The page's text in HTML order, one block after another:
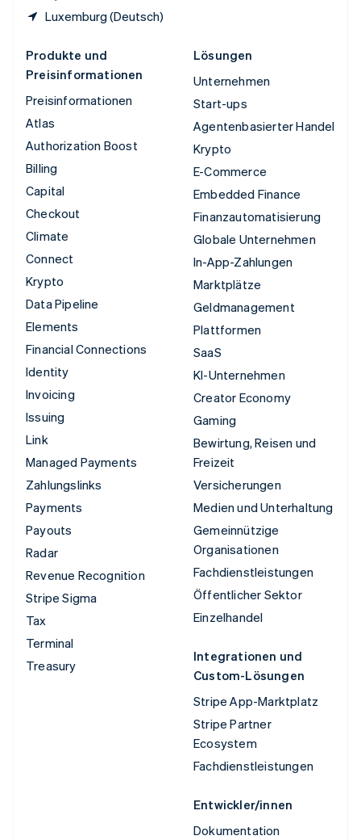
Luxemburg (Deutsch)
Produkte und
Preisinformationen
Preisinformationen
Atlas
Authorization Boost
Billing
Capital
Checkout
Climate
Connect
Krypto
Data Pipeline
Elements
Financial Connections
Identity
Invoicing
Issuing
Link
Managed Payments
Zahlungslinks
Payments
Payouts
Radar
Revenue Recognition
Stripe Sigma
Tax
Terminal
Treasury
Lösungen
Unternehmen
Start-ups
Agentenbasierter Handel
Krypto
E-Commerce
Embedded Finance
Finanzautomatisierung
Globale Unternehmen
In-App-Zahlungen
Marktplätze
Geldmanagement
Plattformen
SaaS
KI-Unternehmen
Creator Economy
Gaming
Bewirtung, Reisen und
Freizeit
Versicherungen
Medien und Unterhaltung
Gemeinnützige
Organisationen
Fachdienstleistungen
Öffentlicher Sektor
Einzelhandel
Integrationen und
Custom-Lösungen
Stripe App-Marktplatz
Stripe Partner
Ecosystem
Fachdienstleistungen
Entwickler/innen
Dokumentation